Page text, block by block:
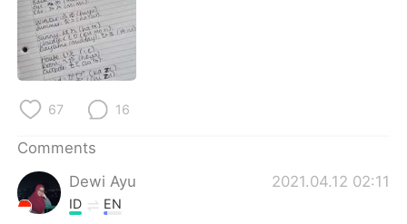
Indonesia
Türkçe
67 16
Comments
Dewi Ayu
2021.04.12 02:11
ID EN